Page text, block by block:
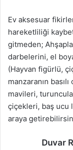
Ev aksesuar
hareketliliği
gitmeden;
darbelerini, el
(Hayvan figürlü,
manzaranın
mavileri,
çiçekleri, baş ucu
araya
Duvar